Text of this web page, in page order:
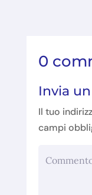
0
Invia
Il tuo
campi